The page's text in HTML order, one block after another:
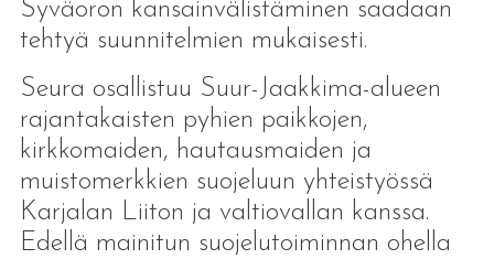
Syväoron kansainvälistäminen saadaan
tehtyä suunnitelmien mukaisesti.
Seura osallistuu Suur-Jaakkima-alueen
rajantakaisten pyhien paikkojen,
kirkkomaiden, hautausmaiden ja
muistomerkkien suojeluun yhteistyössä
Karjalan Liiton ja valtiovallan kanssa.
Edellä mainitun suojelutoiminnan ohella